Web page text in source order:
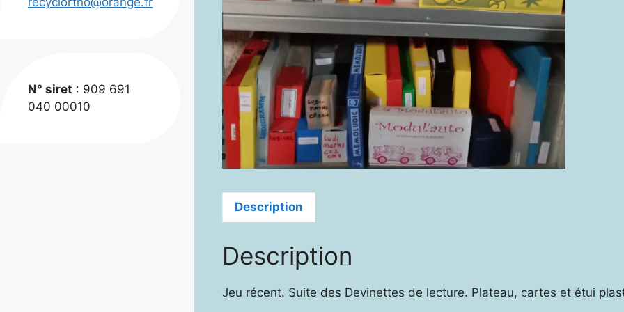
Description
Description
Jeu récent. Suite des Devinettes de lecture. Plateau, cartes et étui
N° siret : 909 691
040 00010